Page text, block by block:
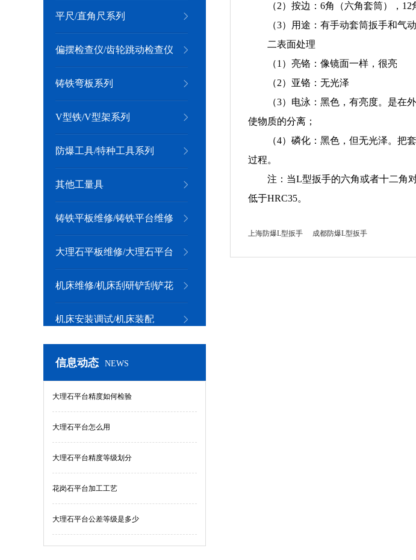
平尺/直角尺系列
偏摆检查仪/齿轮跳动检查仪
系列
铸铁弯板系列
V型铁/V型架系列
防爆工具/特种工具系列
其他工量具
铸铁平板维修/铸铁平台维修
大理石平板维修/大理石平台
维修
机床维修/机床刮研铲刮铲花
机床安装调试/机床装配
信息动态 NEWS
大理石平台精度如何检验
大理石平台怎么用
大理石平台精度等级划分
花岗石平台加工工艺
大理石平台公差等级是多少
（2）按边：6角（六角套筒），
（3）用途：有手动套筒扳手和气
二表面处理
（1）亮铬：像镜面一样，很亮
（2）亚铬：无光泽
（3）电泳：黑色，有亮度。是在
使物质的分离；
（4）磷化：黑色，但无光泽。把
过程。
注：当L型扳手的六角或者十二角
低于HRC35。
上海防爆L型扳手 成都防爆L型扳手